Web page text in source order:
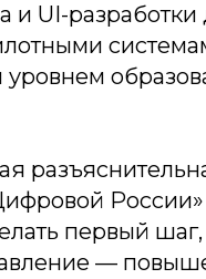
и UI-разработки
первый
—